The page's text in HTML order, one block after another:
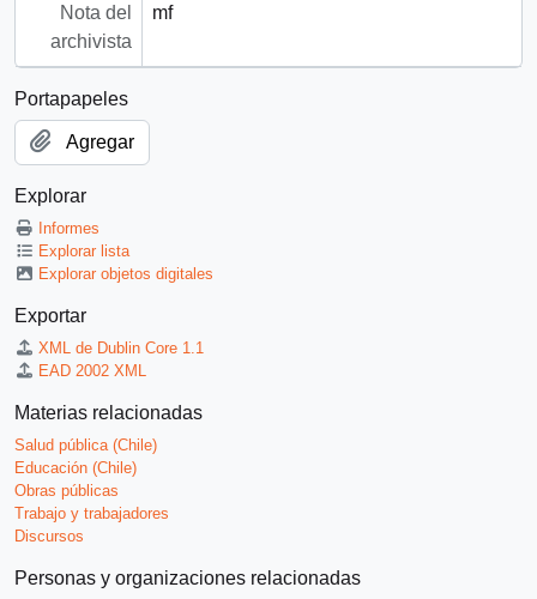
Nota del
archivista
mf
Portapapeles
Agregar
Explorar
Informes
Explorar lista
Explorar objetos digitales
Exportar
XML de Dublin Core 1.1
EAD 2002 XML
Materias relacionadas
Salud pública (Chile)
Educación (Chile)
Obras públicas
Trabajo y trabajadores
Discursos
Personas y organizaciones relacionadas